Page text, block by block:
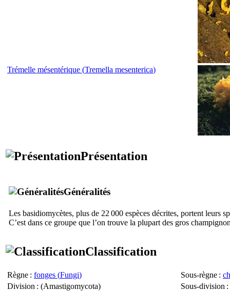
Trémelle mésentérique (Tremella mesenterica)
Présentation
Généralités
Les basidiomycètes, plus de 22 000 espèces décrites, portent leurs
C’est dans ce groupe que l’on trouve la plupart des gros
Classification
Règne : fonges (Fungi) Sous-règne :
Division : (Amastigomycota) Sous-division